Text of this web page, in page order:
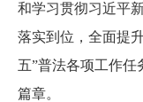
和学习贯彻习近平
落实到位，全面提
五”普法各项工作
篇章。